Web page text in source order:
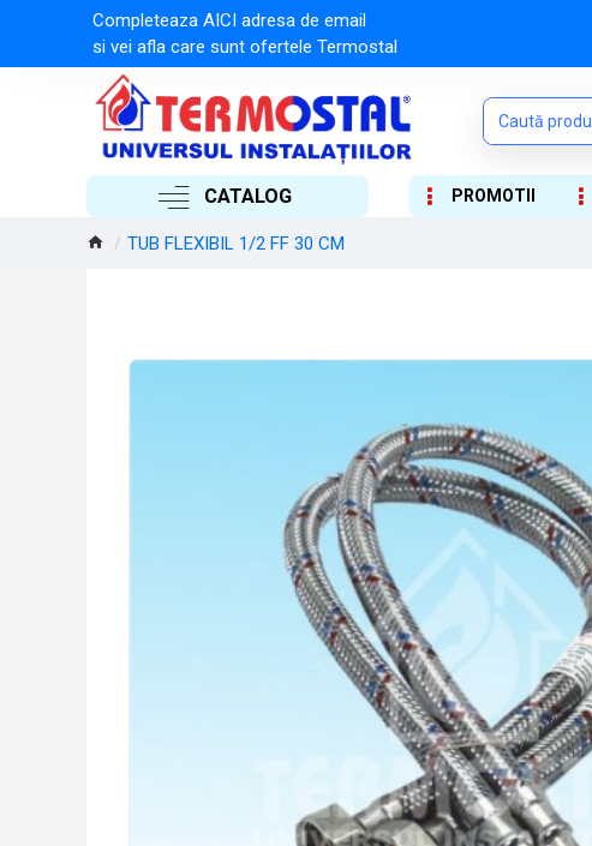
Completeaza AICI adresa de email
si vei afla care sunt ofertele Termostal
CATALOG PROMOTII
TUB FLEXIBIL 1/2 FF 30 CM